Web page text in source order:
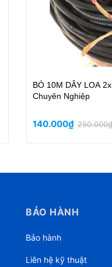
30M Dây Micro. Dây
Cao Cấp Chóng
480.000₫660.000₫
BẢO HÀNH
Bảo hành
Liên hệ kỹ thuật